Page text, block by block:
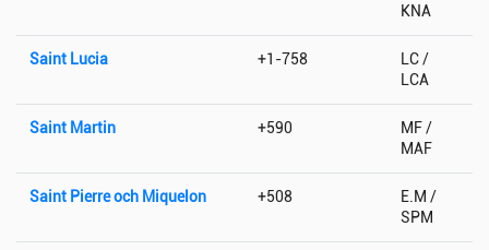
KNA
Saint Lucia +1-758
LC /
LCA
Saint Martin +590
MF /
MAF
Saint Pierre och Miquelon +508
E.M /
SPM